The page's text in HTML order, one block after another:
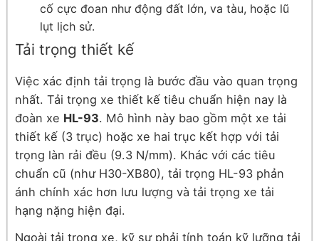
cố cực đoan như động đất lớn, va tàu, hoặc lũ
lụt lịch sử.
Tải trọng thiết kế
Việc xác định tải trọng là bước đầu vào quan trọng
nhất. Tải trọng xe thiết kế tiêu chuẩn hiện nay là
đoàn xe HL-93. Mô hình này bao gồm một xe tải
thiết kế (3 trục) hoặc xe hai trục kết hợp với tải
trọng làn rải đều (9.3 N/mm). Khác với các tiêu
chuẩn cũ (như H30-XB80), tải trọng HL-93 phản
ánh chính xác hơn lưu lượng và tải trọng xe tải
hạng nặng hiện đại.
Ngoài tải trọng xe, kỹ sư phải tính toán kỹ lưỡng tải